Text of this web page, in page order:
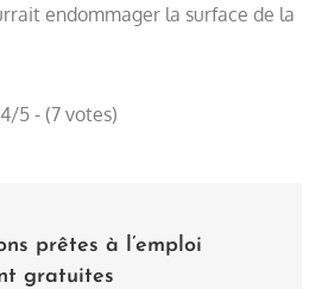
endommager la surface de la
5 - (7 votes)
prêtes à l’emploi
gratuites